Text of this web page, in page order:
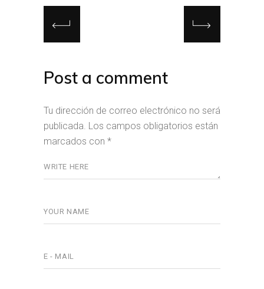
Post a comment
Tu dirección de correo electrónico no será
publicada. Los campos obligatorios están
marcados con *